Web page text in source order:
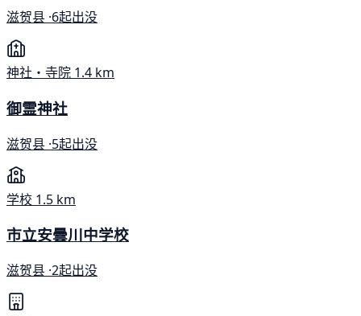
滋贺县 ·6起出没
神社・寺院 1.4 km
御霊神社
滋贺县 ·5起出没
学校 1.5 km
市立安曇川中学校
滋贺县 ·2起出没